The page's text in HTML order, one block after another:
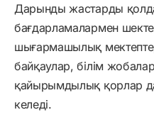
Дарынды жастарды
бағдарламалармен
шығармашылық
байқаулар, білім
қайырымдылық қорлар
келеді.